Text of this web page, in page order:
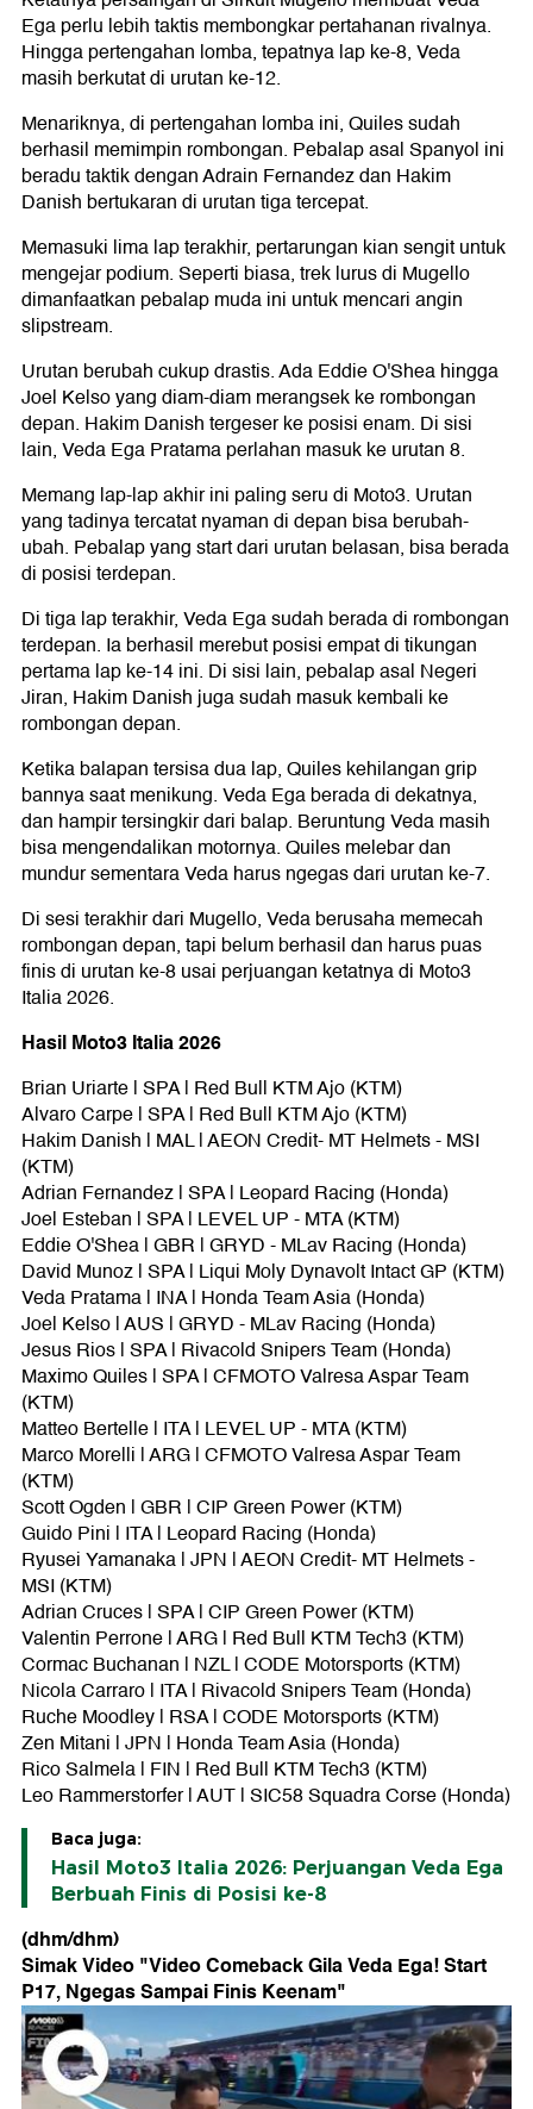
Ega perlu lebih taktis membongkar pertahanan rivalnya.
Hingga pertengahan lomba, tepatnya lap ke-8, Veda
masih berkutat di urutan ke-12.
Menariknya, di pertengahan lomba ini, Quiles sudah
berhasil memimpin rombongan. Pebalap asal Spanyol ini
beradu taktik dengan Adrain Fernandez dan Hakim
Danish bertukaran di urutan tiga tercepat.
Memasuki lima lap terakhir, pertarungan kian sengit untuk
mengejar podium. Seperti biasa, trek lurus di Mugello
dimanfaatkan pebalap muda ini untuk mencari angin
slipstream.
Urutan berubah cukup drastis. Ada Eddie O'Shea hingga
Joel Kelso yang diam-diam merangsek ke rombongan
depan. Hakim Danish tergeser ke posisi enam. Di sisi
lain, Veda Ega Pratama perlahan masuk ke urutan 8.
Memang lap-lap akhir ini paling seru di Moto3. Urutan
yang tadinya tercatat nyaman di depan bisa berubah-
ubah. Pebalap yang start dari urutan belasan, bisa berada
di posisi terdepan.
Di tiga lap terakhir, Veda Ega sudah berada di rombongan
terdepan. Ia berhasil merebut posisi empat di tikungan
pertama lap ke-14 ini. Di sisi lain, pebalap asal Negeri
Jiran, Hakim Danish juga sudah masuk kembali ke
rombongan depan.
Ketika balapan tersisa dua lap, Quiles kehilangan grip
bannya saat menikung. Veda Ega berada di dekatnya,
dan hampir tersingkir dari balap. Beruntung Veda masih
bisa mengendalikan motornya. Quiles melebar dan
mundur sementara Veda harus ngegas dari urutan ke-7.
Di sesi terakhir dari Mugello, Veda berusaha memecah
rombongan depan, tapi belum berhasil dan harus puas
finis di urutan ke-8 usai perjuangan ketatnya di Moto3
Italia 2026.
Hasil Moto3 Italia 2026
Brian Uriarte | SPA | Red Bull KTM Ajo (KTM)
Alvaro Carpe | SPA | Red Bull KTM Ajo (KTM)
Hakim Danish | MAL | AEON Credit- MT Helmets - MSI
(KTM)
Adrian Fernandez | SPA | Leopard Racing (Honda)
Joel Esteban | SPA | LEVEL UP - MTA (KTM)
Eddie O'Shea | GBR | GRYD - MLav Racing (Honda)
David Munoz | SPA | Liqui Moly Dynavolt Intact GP (KTM)
Veda Pratama | INA | Honda Team Asia (Honda)
Joel Kelso | AUS | GRYD - MLav Racing (Honda)
Jesus Rios | SPA | Rivacold Snipers Team (Honda)
Maximo Quiles | SPA | CFMOTO Valresa Aspar Team
(KTM)
Matteo Bertelle | ITA | LEVEL UP - MTA (KTM)
Marco Morelli | ARG | CFMOTO Valresa Aspar Team
(KTM)
Scott Ogden | GBR | CIP Green Power (KTM)
Guido Pini | ITA | Leopard Racing (Honda)
Ryusei Yamanaka | JPN | AEON Credit- MT Helmets -
MSI (KTM)
Adrian Cruces | SPA | CIP Green Power (KTM)
Valentin Perrone | ARG | Red Bull KTM Tech3 (KTM)
Cormac Buchanan | NZL | CODE Motorsports (KTM)
Nicola Carraro | ITA | Rivacold Snipers Team (Honda)
Ruche Moodley | RSA | CODE Motorsports (KTM)
Zen Mitani | JPN | Honda Team Asia (Honda)
Rico Salmela | FIN | Red Bull KTM Tech3 (KTM)
Leo Rammerstorfer | AUT | SIC58 Squadra Corse (Honda)
Baca juga:
Hasil Moto3 Italia 2026: Perjuangan Veda Ega
Berbuah Finis di Posisi ke-8
(dhm/dhm)
Simak Video "Video Comeback Gila Veda Ega! Start
P17, Ngegas Sampai Finis Keenam"